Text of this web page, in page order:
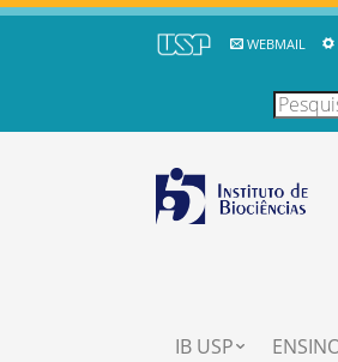
WEBMAIL
IB USP